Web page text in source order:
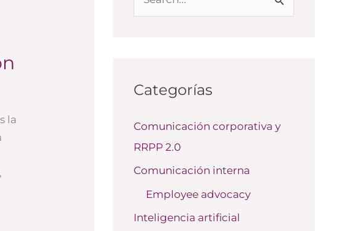
la
a
p
o
r
Categorías
Comunicación corporativa y
RRPP 2.0
Comunicación interna
Employee advocacy
Inteligencia artificial